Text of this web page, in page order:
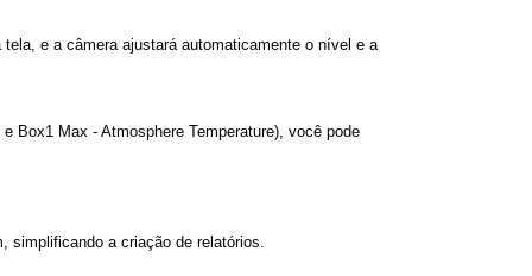
e a câmera ajustará automaticamente o nível e a
Box1 Max - Atmosphere Temperature), você pode
simplificando a criação de relatórios.